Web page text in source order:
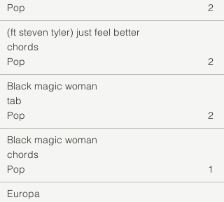
Pop
2
(ft steven tyler) just feel better
chords
Pop
2
Black magic woman
tab
Pop
2
Black magic woman
chords
Pop
1
Europa